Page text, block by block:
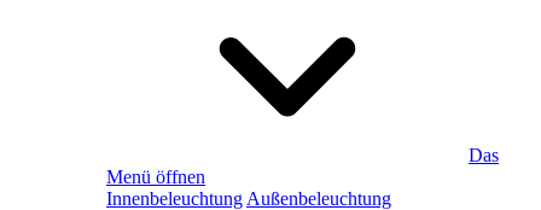
Das
Menü öffnen
Innenbeleuchtung Außenbeleuchtung